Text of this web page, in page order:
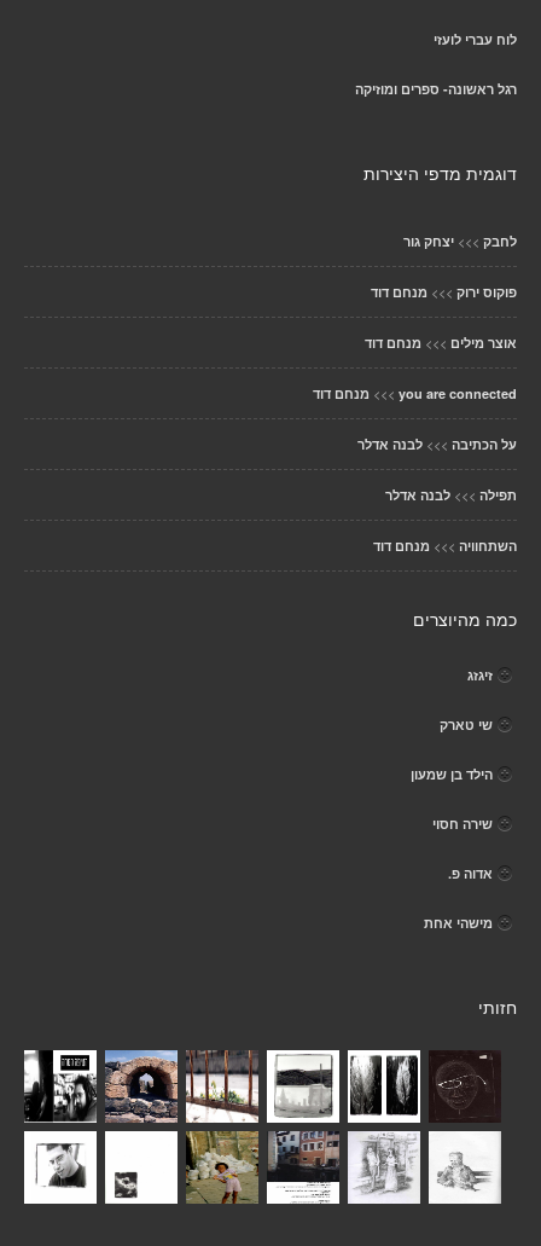
לוח עברי לועזי
רגל ראשונה- ספרים ומוזיקה
דוגמית מדפי היצירות
לחבק >>> יצחק גור
פוקוס ירוק >>> מנחם דוד
אוצר מילים >>> מנחם דוד
you are connected
>>> מנחם דוד
על הכתיבה >>> לבנה אדלר
תפילה >>> לבנה אדלר
השתחוויה >>> מנחם דוד
כמה מהיוצרים
זיגזג
שי טארק
הילד בן שמעון
שירה חסוי
אדוה פ.
מישהי אחת
חזותי